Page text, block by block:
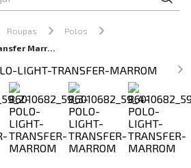
Roupas
Polos
Polo Regular Fit Light Transfer Marrom John John Masculina